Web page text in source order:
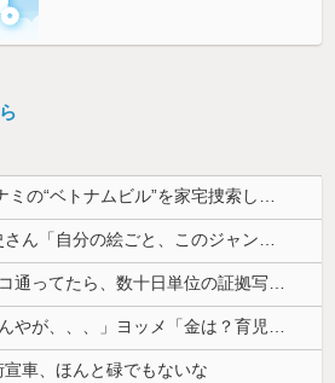
【衝撃】 大阪府警、ミナミの“ベトナムビル”を家宅捜索した結果・・・・・・
【これは重い】江口寿史さん「自分の絵ごと、このジャンルはそろそろ終わりかな」
体調不良で休んでパチ●コ通ってたら、数十日単位の証拠写真撮られて会社クビになった
ワイ「子供2人目欲しいんやが、、、」ヨッメ「金は？育児は？私の仕事は？キャリアは？」
宣車、ほんと碌でもないな